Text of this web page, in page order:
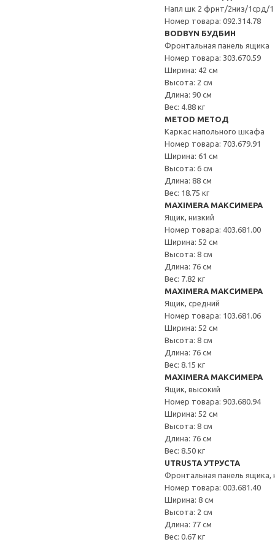
Напл шк 2 фрнт/2низ/1срд/1
Номер товара: 092.314.78
BODBYN БУДБИН
Фронтальная панель ящика
Номер товара: 303.670.59
Ширина: 42 см
Высота: 2 см
Длина: 90 см
Вес: 4.88 кг
METOD МЕТОД
Каркас напольного шкафа
Номер товара: 703.679.91
Ширина: 61 см
Высота: 6 см
Длина: 88 см
Вес: 18.75 кг
MAXIMERA МАКСИМЕРА
Ящик, низкий
Номер товара: 403.681.00
Ширина: 52 см
Высота: 8 см
Длина: 76 см
Вес: 7.82 кг
MAXIMERA МАКСИМЕРА
Ящик, средний
Номер товара: 103.681.06
Ширина: 52 см
Высота: 8 см
Длина: 76 см
Вес: 8.15 кг
MAXIMERA МАКСИМЕРА
Ящик, высокий
Номер товара: 903.680.94
Ширина: 52 см
Высота: 8 см
Длина: 76 см
Вес: 8.50 кг
UTRUSTA УТРУСТА
Фронтальная панель ящика,
Номер товара: 003.681.40
Ширина: 8 см
Высота: 2 см
Длина: 77 см
Вес: 0.67 кг